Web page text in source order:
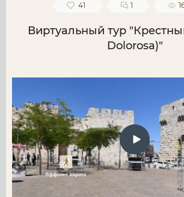
41 1
Виртуальный тур
Dolorosa)"